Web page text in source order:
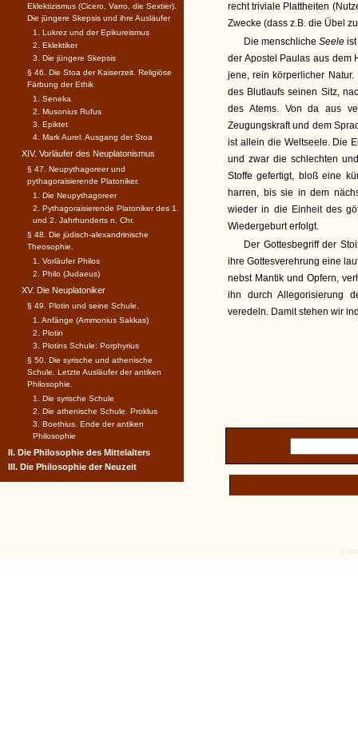
recht triviale Plattheiten
Zwecke (dass z.B. die Übel
Die menschlicheSeele
der Apostel Paulas aus dem
jene, rein körperlicher Natur.
des Blutlaufs seinen Sitz,
des Atems. Von da aus
Zeugungskraft und dem
ist allein die Weltseele. Die
und zwar die schlechten
Stoffe gefertigt, bloß eine
harren, bis sie in dem
wieder in die Einheit des
Wiedergeburt erfolgt.
Der Gottesbegriff der
ihre Gottesverehrung eine
nebst Mantik und Opfern,
ihn durch Allegorisierung
veredeln. Damit stehen wir
Eklektizismus (Cicero, Varro, die Sextier).
Die jüngere Skepsis und ihre Ausläufer
1. Lukrez und der Epikureismus
2. Eklektiker
3. Die jüngere Skepsis
§ 46. Die Stoa der Kaiserzeit. Religiöse
Färbung der Ethik
1. Seneka
2. Musonius Rufus
3. Epiktet
4. Mark Aurel. Ausgang der Stoa
XIV. Vorläufer des Neuplatonismus
§ 47. Neupythagoreer und
pythagoraisierende Platoniker.
1. Die Neupythagoreer
2. Pythagoraisierende Platoniker des 1.
und 2. Jahrhunderts n. Chr.
§ 48. Die jüdisch-alexandrinische
Theosophie.
1. Vorläufer Philos
2. Philo (Judaeus)
XV. Die Neuplatoniker
§ 49. Plotin und seine Schule.
1. Anfänge (Ammonius Sakkas)
2. Plotin
3. Plotins Schule: Porphyrius
§ 50. Die syrische und athenische
Schule. Letzte Ausläufer der antiken
Philosophie.
1. Die syrische Schule
2. Die athenische Schule. Proklus
3. Boethius. Ende der antiken
Philosophie
II. Die Philosophie des Mittelalters
III. Die Philosophie der Neuzeit